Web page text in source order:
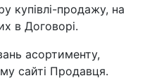
купівлі-продажу, на
в Договорі.
асортименту,
сайті Продавця.